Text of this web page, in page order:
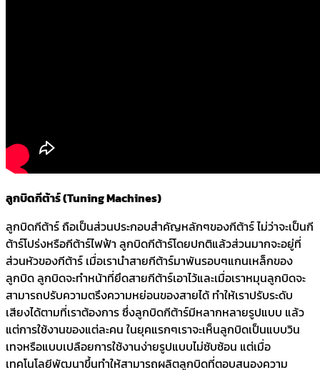
ลูกบิดกีต้าร์ (Tuning Machines)
ลูกบิดกีต้าร์ ถือเป็นส่วนประกอบสำคัญหลักๆของกีต้าร์ ไม่ว่าจะเป็นกี
ต้าร์โปร่งหรือกีต้าร์ไฟฟ้า ลูกบิดกีต้าร์โดยปกติแล้วส่วนมากจะอยู่ที่
ส่วนหัวของกีต้าร์ เมื่อเรานำสายกีต้าร์มาพันรอบๆแกนเหล็กของ
ลูกบิด ลูกบิดจะทำหน้าที่ยึดสายกีต้าร์เอาไว้และเมื่อเราหมุนลูกบิดจะ
สามารถปรับความตรึงความหย่อนของสายได้ ทำให้เราปรับระดับ
เสียงได้ตามที่เราต้องการ ซึ่งลูกบิดกีต้าร์มีหลากหลายรูปแบบ แล้ว
แต่การใช้งานของแต่ละคน ในยุคแรกๆเราจะเห็นลูกบิดเป็นแบบวิน
เทจหรือแบบเปลือยการใช้งานง่ายรูปแบบไม่ซับซ้อน แต่เมื่อ
เทคโนโลยีพัฒนาขึ้นทำให้สามารถผลิตลูกบิดที่ตอบสนองความ